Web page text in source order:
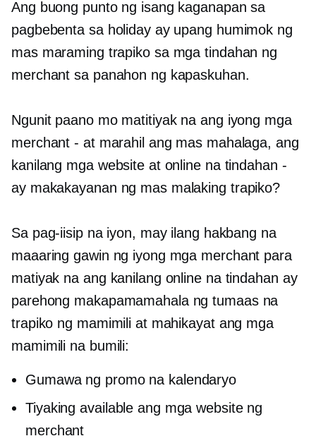
Ang buong punto ng isang kaganapan sa
pagbebenta sa holiday ay upang humimok ng
mas maraming trapiko sa mga tindahan ng
merchant sa panahon ng kapaskuhan.
Ngunit paano mo matitiyak na ang iyong mga
merchant - at marahil ang mas mahalaga, ang
kanilang mga website at online na tindahan -
ay makakayanan ng mas malaking trapiko?
Sa pag-iisip na iyon, may ilang hakbang na
maaaring gawin ng iyong mga merchant para
matiyak na ang kanilang online na tindahan ay
parehong makapamamahala ng tumaas na
trapiko ng mamimili at mahikayat ang mga
mamimili na bumili:
Gumawa ng promo na kalendaryo
Tiyaking available ang mga website ng
merchant